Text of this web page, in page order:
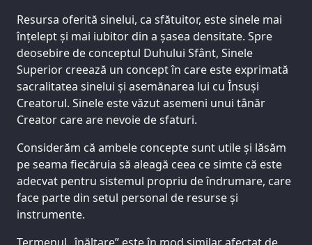
Resursa oferită sinelui, ca sfătuitor, este sinele mai
înțelept și mai iubitor din a șasea densitate. Spre
deosebire de conceptul Duhului Sfânt, Sinele
Superior creează un concept în care este exprimată
sacralitatea sinelui și asemănarea lui cu Însuși
Creatorul. Sinele este văzut asemeni unui tânăr
Creator care are nevoie de sfaturi.
Considerăm că ambele concepte sunt utile și lăsăm
pe seama fiecăruia să aleagă ceea ce simte că este
adecvat pentru sistemul propriu de îndrumare, care
face parte din setul personal de resurse și
instrumente.
Termenul „înălțare” este în mod similar afectat de